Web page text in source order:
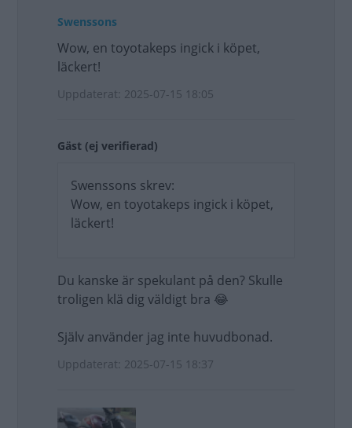
Swenssons
Wow, en toyotakeps ingick i köpet,
läckert!
Uppdaterat: 2025-07-15 18:05
Gäst (ej verifierad)
Swenssons skrev:
Wow, en toyotakeps ingick i köpet,
läckert!
Du kanske är spekulant på den? Skulle
troligen klä dig väldigt bra 😂
Själv använder jag inte huvudbonad.
Uppdaterat: 2025-07-15 18:37